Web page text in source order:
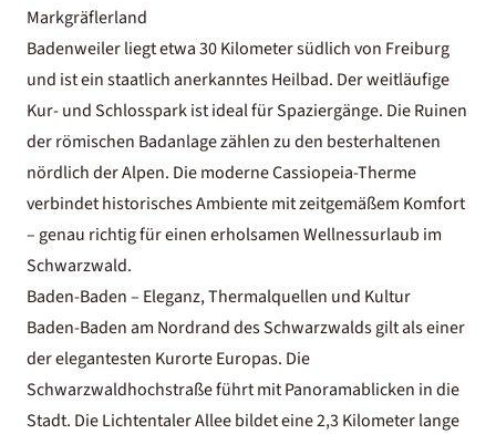
Markgräflerland
Badenweiler liegt etwa 30 Kilometer südlich von Freiburg
und ist ein staatlich anerkanntes Heilbad. Der weitläufige
Kur- und Schlosspark ist ideal für Spaziergänge. Die Ruinen
der römischen Badanlage zählen zu den besterhaltenen
nördlich der Alpen. Die moderne Cassiopeia-Therme
verbindet historisches Ambiente mit zeitgemäßem Komfort
– genau richtig für einen erholsamenWellnessurlaub im
Schwarzwald.
Baden-Baden – Eleganz, Thermalquellen und Kultur
Baden-Baden am Nordrand des Schwarzwalds gilt als einer
der elegantesten Kurorte Europas. Die
Schwarzwaldhochstraße führt mit Panoramablicken in die
Stadt. Die Lichtentaler Allee bildet eine 2,3 Kilometer lange